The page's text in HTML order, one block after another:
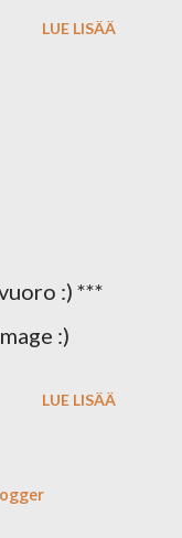
LUE LISÄÄ
:) ***
:)
LUE LISÄÄ